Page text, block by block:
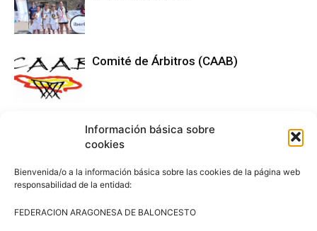
Información básica sobre
cookies
Bienvenida/o a la información básica sobre las cookies de la página web
responsabilidad de la entidad:
FEDERACION ARAGONESA DE BALONCESTO
Comité de Árbitros (CAAB)
Campus Baloncesto Villanúa 2026